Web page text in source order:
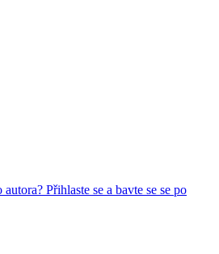
Přihlaste se a bavte se se po